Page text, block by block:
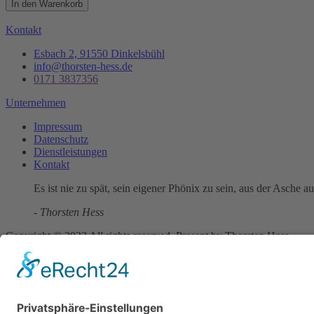
In den Warenkorb
Kontakt
Esbach 2, 91550 Dinkelsbühl
info@thorsten-hess.de
0171 3837356
Unternehmen
Impressum
Datenschutz
Dienstleistungen
Kontakt
Es ist nie zu spät, sein eigener Phönix zu sein, aus der Asche
- Thorsten Hess
Copyright © 2023 All rights reserved. Present by Thorsten Hess
Auf die Warteliste
Sie erhalten eine Benachrichtigung per Mail